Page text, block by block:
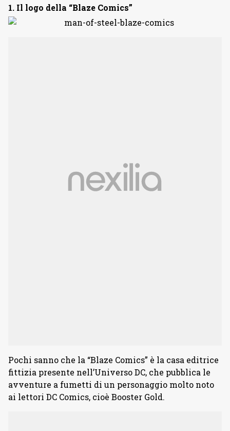
1. Il logo della “Blaze Comics”
Pochi sanno che la “Blaze Comics” è la casa editrice
fittizia presente nell’Universo DC, che pubblica le
avventure a fumetti di un personaggio molto noto
ai lettori DC Comics, cioè Booster Gold.